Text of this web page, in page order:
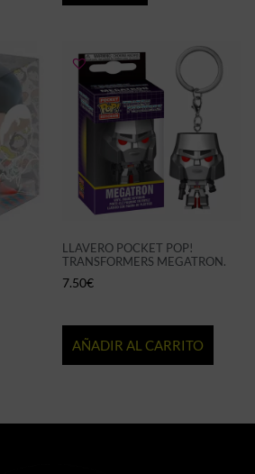
LLAVERO POCKET POP!
TRANSFORMERS MEGATRON.
7.50€
AÑADIR AL CARRITO